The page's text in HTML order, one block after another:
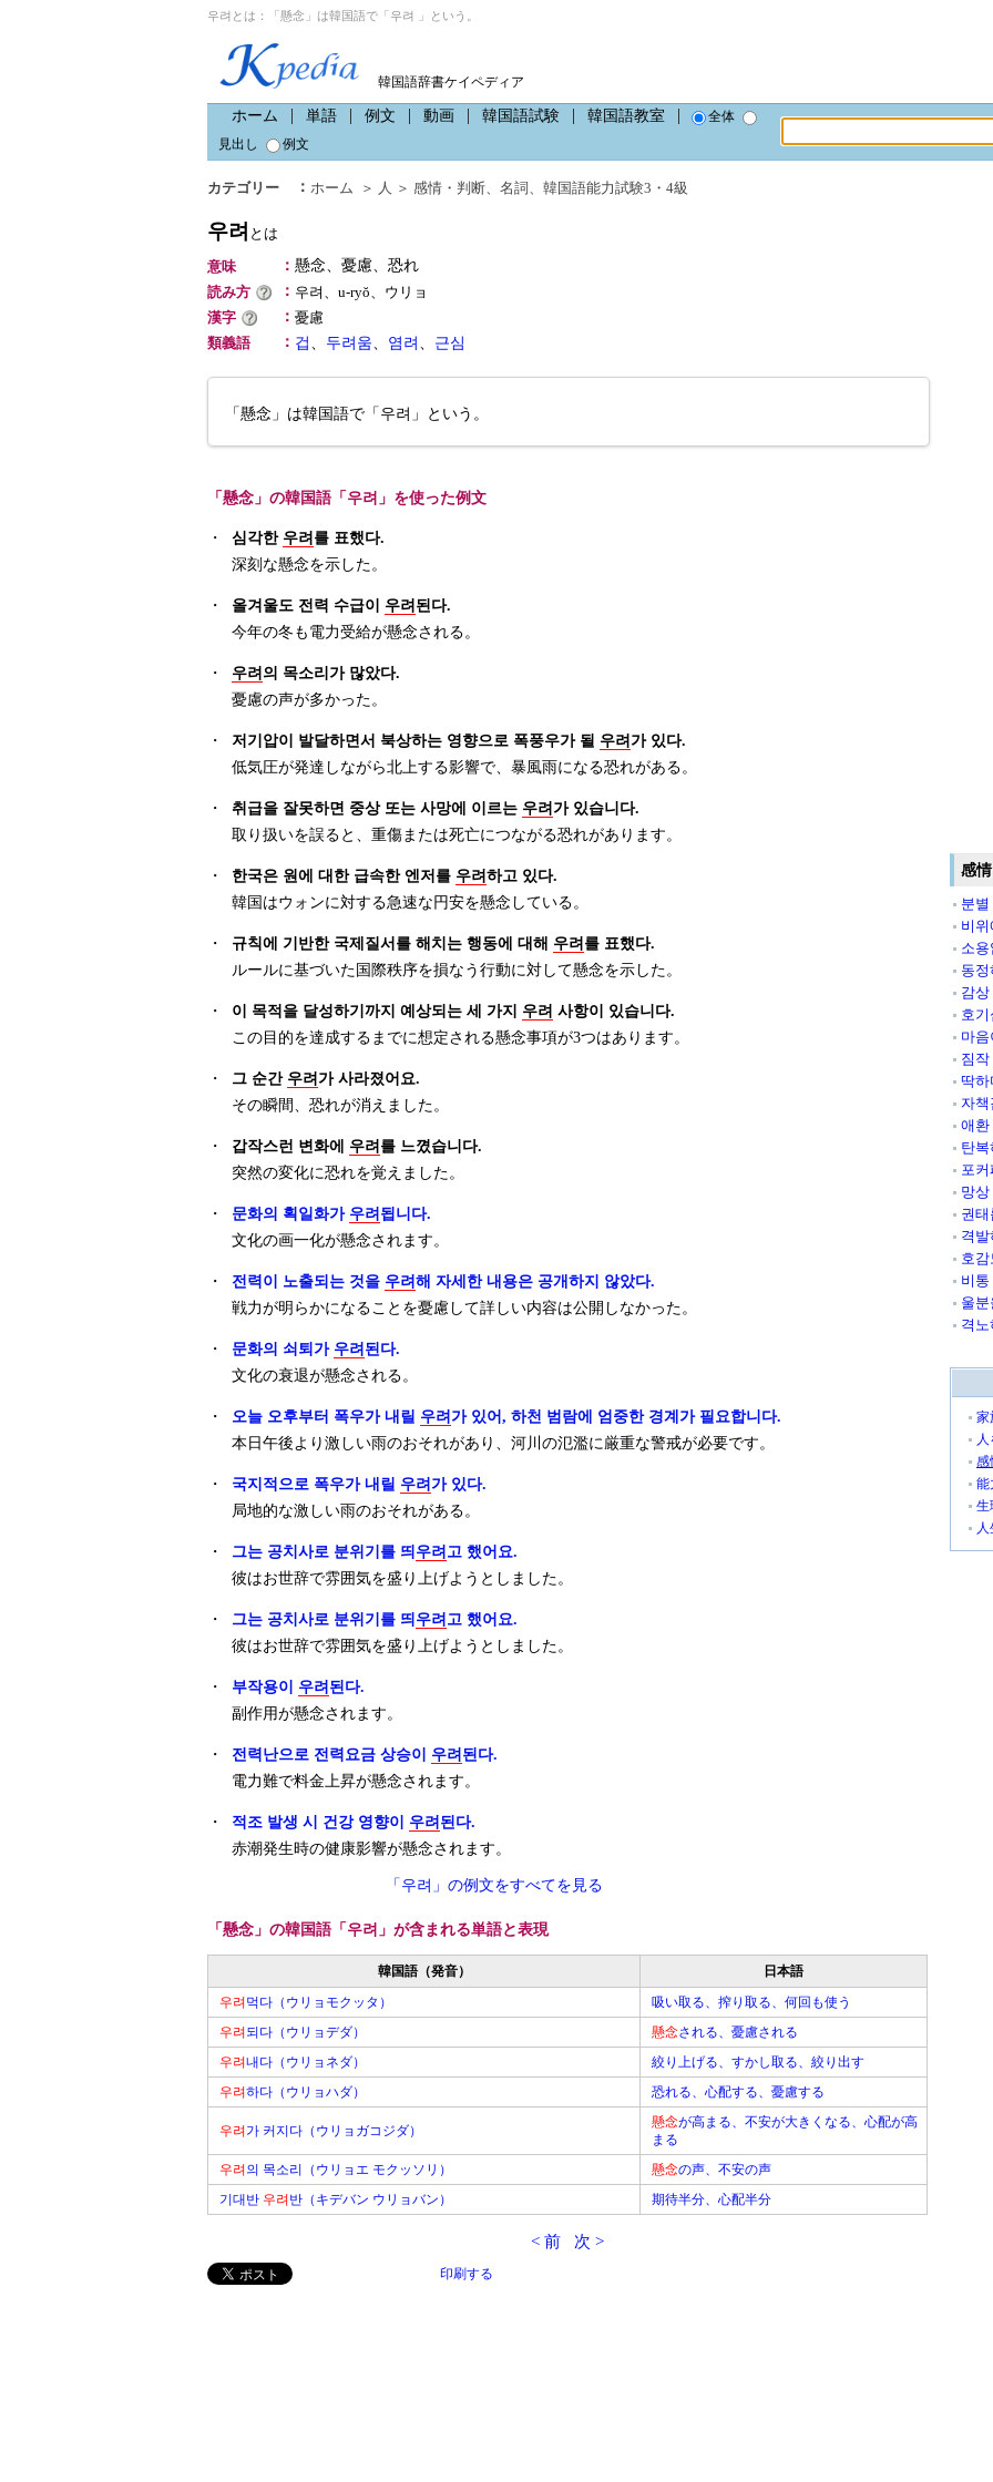
우려とは：「懸念」は韓国語で「우려 」という。
韓国語辞書ケイペディア
ホーム 単語 例文 動画 韓国語試験 韓国語教室
全体
見出し
例文
カテゴリー ： ホーム ＞ 人 ＞ 感情・判断、 名詞 、 韓国語能力試験3・4級
우려 とは
意味
： 懸念、憂慮、恐れ
読み方
： 우려、u-ryŏ、ウリョ
漢字
： 憂慮
類義語
： 겁 、 두려움、 염려 、 근심
「懸念」は韓国語で「우려」という。
「懸念」の韓国語「우려」を使った例文
・ 심각한 우려 를 표했다.
深刻な懸念を示した。
・ 올겨울도 전력 수급이 우려 된다.
今年の冬も電力受給が懸念される。
・ 우려 의 목소리가 많았다.
憂慮の声が多かった。
・ 저기압이 발달하면서 북상하는 영향으로 폭풍우가 될 우려 가 있다.
低気圧が発達しながら北上する影響で、暴風雨になる恐れがある。
・ 취급을 잘못하면 중상 또는 사망에 이르는 우려 가 있습니다.
取り扱いを誤ると、重傷または死亡につながる恐れがあります。
・ 한국은 원에 대한 급속한 엔저를 우려 하고 있다.
韓国はウォンに対する急速な円安を懸念している。
・ 규칙에 기반한 국제질서를 해치는 행동에 대해 우려 를 표했다.
ルールに基づいた国際秩序を損なう行動に対して懸念を示した。
・ 이 목적을 달성하기까지 예상되는 세 가지 우려 사항이 있습니다.
この目的を達成するまでに想定される懸念事項が3つはあります。
・ 그 순간 우려 가 사라졌어요.
その瞬間、恐れが消えました。
・ 갑작스런 변화에 우려 를 느꼈습니다.
突然の変化に恐れを覚えました。
・ 문화의 획일화가 우려 됩니다.
文化の画一化が懸念されます。
・ 전력이 노출되는 것을 우려 해 자세한 내용은 공개하지 않았다.
戦力が明らかになることを憂慮して詳しい内容は公開しなかった。
・ 문화의 쇠퇴가 우려 된다.
文化の衰退が懸念される。
・ 오늘 오후부터 폭우가 내릴 우려 가 있어, 하천 범람에 엄중한 경계가 필요합니다.
本日午後より激しい雨のおそれがあり、河川の氾濫に厳重な警戒が必要です。
・ 국지적으로 폭우가 내릴 우려 가 있다.
局地的な激しい雨のおそれがある。
・ 그는 공치사로 분위기를 띄 우려 고 했어요.
彼はお世辞で雰囲気を盛り上げようとしました。
・ 그는 공치사로 분위기를 띄 우려 고 했어요.
彼はお世辞で雰囲気を盛り上げようとしました。
・ 부작용이 우려 된다.
副作用が懸念されます。
・ 전력난으로 전력요금 상승이 우려 된다.
電力難で料金上昇が懸念されます。
・ 적조 발생 시 건강 영향이 우려 된다.
赤潮発生時の健康影響が懸念されます。
「우려」の例文をすべてを見る
「懸念」の韓国語「우려」が含まれる単語と表現
韓国語（発音）
日本語
우려 먹다（ウリョモクッタ）
吸い取る、搾り取る、何回も使う
우려 되다（ウリョデダ） 懸念される、憂慮される
우려내다（ウリョネダ）
絞り上げる、すかし取る、絞り出す
우려하다（ウリョハダ） 恐れる、心配する、憂慮する
우려 가 커지다（ウリョガコジダ）
懸念が高まる、不安が大きくなる、心配が高
まる
우려 의 목소리（ウリョエ モクッソリ） 懸念の声、不安の声
기대반 우려 반（キデバン ウリョバン） 期待半分、心配半分
< 前 次 >
印刷する
感
분별
비위
소용
동정
감상
호기
마음
짐작
딱하
자책
애환
탄복
포커
망상
권태
격발
호감
비통
울분
격노
家
感
能
生